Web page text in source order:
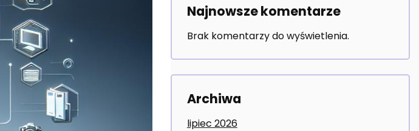
Najnowsze komentarze
Brak komentarzy do wyświetlenia.
Archiwa
lipiec 2026